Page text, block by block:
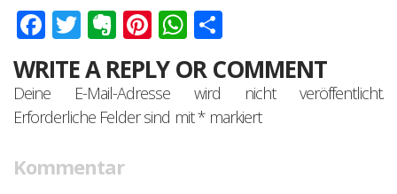
Facebook
Twitter
Evernote
Pinterest
WhatsApp
WRITE A REPLY OR COMMENT
Deine E-Mail-Adresse wird nicht veröffentlicht.
Erforderliche Felder sind mit*markiert
Kommentar